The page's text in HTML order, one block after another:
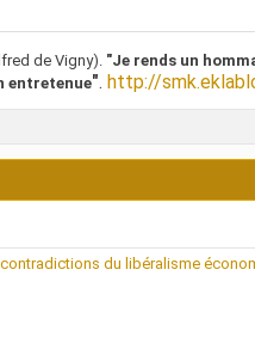
de Vigny). "Je rends un
entretenue". http://
du libéralisme